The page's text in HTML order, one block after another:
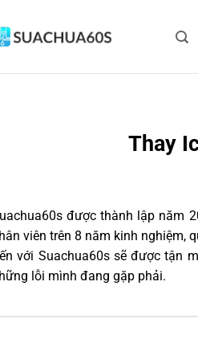
Thay
được thành lập năm
viên trên 8 năm kinh nghiệm,
với Suachua60s sẽ được tận
lỗi mình đang gặp phải.